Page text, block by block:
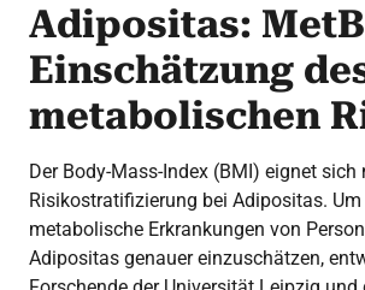
Adipositas:
Einschätzung
metabolischen
Der Body-Mass-Index (BMI) eignet
Risikostratifizierung bei Adipositas.
metabolische Erkrankungen von
Adipositas genauer einzuschätzen,